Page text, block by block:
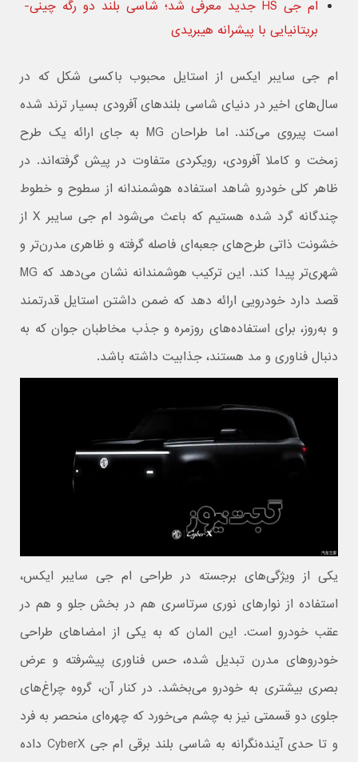
ام جی HS جدید معرفی شد؛ شاسی بلند دو رگه چینی-
بریتانیایی با پیشرانه هیبریدی
ام جی سایبر ایکس از استایل محبوب باکسی شکل که در
سال‌های اخیر در دنیای شاسی‌ بلندهای آفرودی بسیار ترند شده
است پیروی می‌کند. اما طراحان MG به جای ارائه یک طرح
زمخت و کاملا آفرودی، رویکردی متفاوت در پیش گرفته‌اند. در
ظاهر کلی خودرو شاهد استفاده هوشمندانه از سطوح و خطوط
چندگانه گرد شده هستیم که باعث می‌شود ام جی سایبر X از
خشونت ذاتی طرح‌های جعبه‌ای فاصله گرفته و ظاهری مدرن‌تر و
شهری‌تر پیدا کند. این ترکیب هوشمندانه نشان می‌دهد که MG
قصد دارد خودرویی ارائه دهد که ضمن داشتن استایل قدرتمند
و به‌روز، برای استفاده‌های روزمره و جذب مخاطبان جوان که به
دنبال فناوری و مد هستند، جذابیت داشته باشد.
یکی از ویژگی‌های برجسته در طراحی ام جی سایبر ایکس،
استفاده از نوارهای نوری سرتاسری هم در بخش جلو و هم در
عقب خودرو است. این المان که به یکی از امضاهای طراحی
خودروهای مدرن تبدیل شده، حس فناوری پیشرفته و عرض
بصری بیشتری به خودرو می‌بخشد. در کنار آن، گروه چراغ‌های
جلوی دو قسمتی نیز به چشم می‌خورد که چهره‌ای منحصر به فرد
و تا حدی آینده‌نگرانه به شاسی بلند برقی ام جی CyberX داده